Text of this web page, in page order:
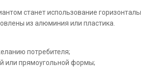
станет использование
из алюминия или пластика.
потребителя;
или прямоугольной формы;